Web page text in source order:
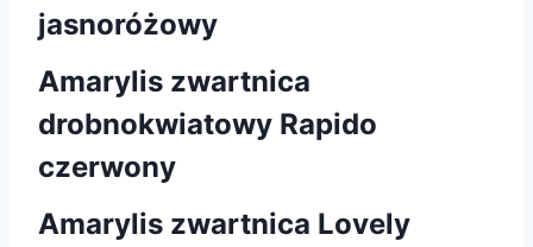
jasnoróżowy
Amarylis zwartnica
drobnokwiatowy Rapido
czerwony
Amarylis zwartnica Lovely